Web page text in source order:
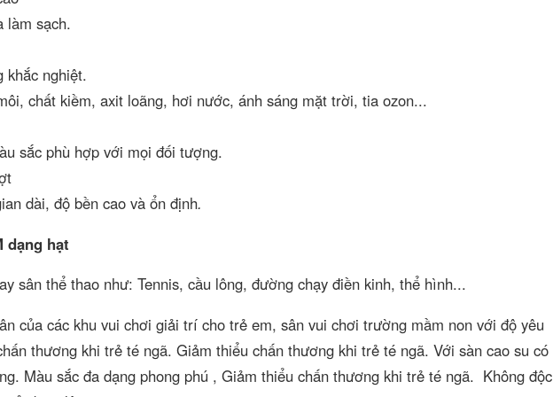
làm sạch.
khắc nghiệt.
chất kiềm, axit loãng, hơi nước, ánh sáng mặt trời, tia ozon...
sắc phù hợp với mọi đối tượng.
dài, độ bền cao và ổn định.
dạng hạt
sân thể thao như: Tennis, cầu lông, đường chạy điền kinh, thể hình...
của các khu vui chơi giải trí cho trẻ em, sân vui chơi trường mầm non với độ yêu
thương khi trẻ té ngã. Giảm thiểu chấn thương khi trẻ té ngã. Với sàn cao su có
Màu sắc đa dạng phong phú , Giảm thiểu chấn thương khi trẻ té ngã. Không độc